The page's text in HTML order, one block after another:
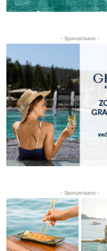
- Sponzorisano -
- Sponzorisano -